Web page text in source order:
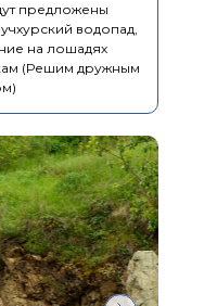
предложены
водопад,
на лошадях
(Решим дружным